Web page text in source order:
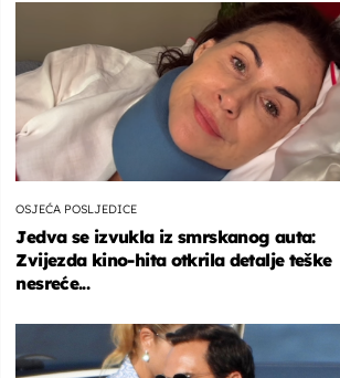
OSJEĆA POSLJEDICE
Jedva se izvukla iz smrskanog auta:
Zvijezda kino-hita otkrila detalje teške
nesreće...